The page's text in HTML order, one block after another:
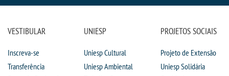
TECNOLÓGICOS
VESTIBULAR
Inscreva-se
Transferência
UNIESP
Uniesp Cultural
Uniesp Ambiental
PROJETOS SOCIAIS
Projeto de Extensão
Uniesp Solidária